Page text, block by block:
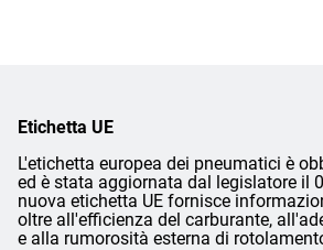
Etichetta UE
L'etichetta europea dei pneumatici è
ed è stata aggiornata dal legislatore il
nuova etichetta UE fornisce
oltre all'efficienza del carburante,
e alla rumorosità esterna di